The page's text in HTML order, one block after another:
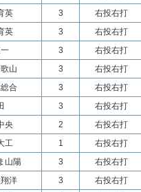
英 3 右投右打
英 3 右投右打
3 右投右打
山 3 右投右打
合 3 右投右打
3 右投右打
央 2 右投右打
工 1 右投右打
山陽 3 右投右打
洋 3 右投右打